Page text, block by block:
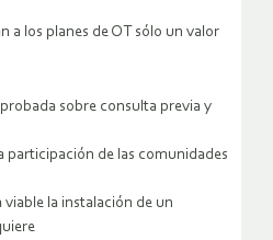
a los planes de OT sólo un valor
sobre consulta previa y
participación de las comunidades
viable la instalación de un